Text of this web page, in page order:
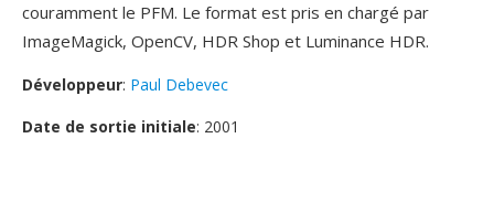
couramment le PFM. Le format est pris en chargé par
ImageMagick, OpenCV, HDR Shop et Luminance HDR.
Développeur: Paul Debevec
Date de sortie initiale: 2001